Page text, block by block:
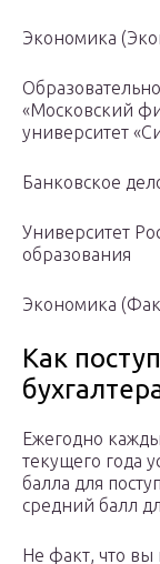
Экономика
«Московский
университет
Банковское
Университет
образования
Экономика
Как
Ежегодно
текущего года
балла для
средний балл
Не факт, что вы